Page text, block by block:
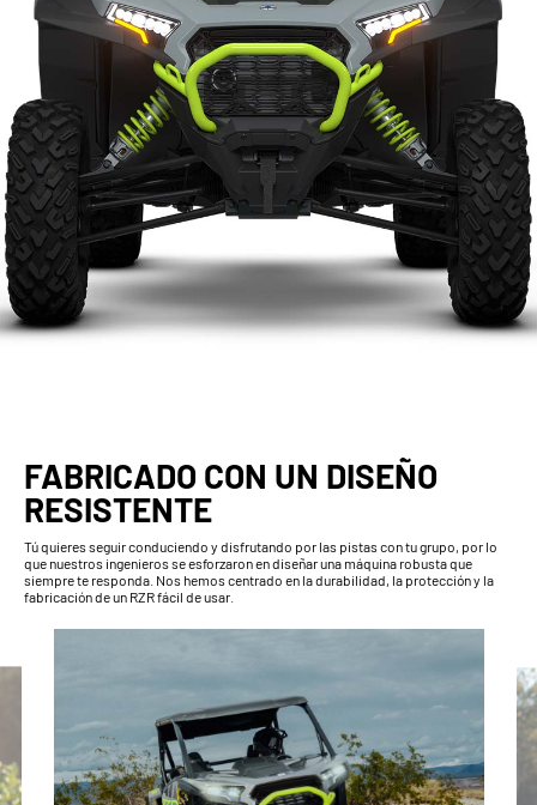
FABRICADO CON UN DISEÑO
RESISTENTE
Tú quieres seguir conduciendo y disfrutando por las pistas con tu grupo, por lo
que nuestros ingenieros se esforzaron en diseñar una máquina robusta que
siempre te responda. Nos hemos centrado en la durabilidad, la protección y la
fabricación de un RZR fácil de usar.